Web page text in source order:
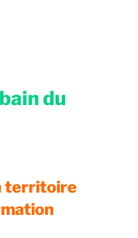
du
territoire